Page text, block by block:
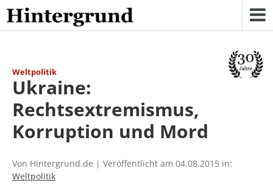
Skip
to
content
Weltpolitik
Ukraine:
Rechtsextremismus,
Korruption und Mord
Von Hintergrund.de | Veröffentlicht am 04.08.2015 in:
Weltpolitik